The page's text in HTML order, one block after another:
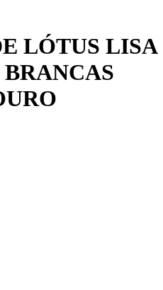
LÓTUS LISA